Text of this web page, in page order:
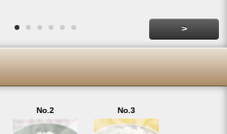
>
No.2 No.3